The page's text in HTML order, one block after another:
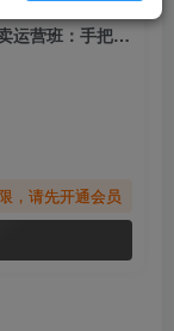
（5358期）外卖·爆单打法培训班·暨高级外卖运营班：手把手教你做高利润的万单外卖
，请先开通会员